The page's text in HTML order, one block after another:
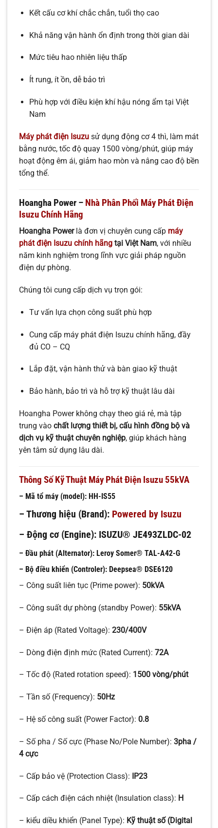
Kết cấu cơ khí chắc chắn, tuổi thọ cao
Khả năng vận hành ổn định trong thời gian dài
Mức tiêu hao nhiên liệu thấp
Ít rung, ít ồn, dễ bảo trì
Phù hợp với điều kiện khí hậu nóng ẩm tại Việt
Nam
Máy phát điện Isuzu sử dụng động cơ 4 thì, làm mát
bằng nước, tốc độ quay 1500 vòng/phút, giúp máy
hoạt động êm ái, giảm hao mòn và nâng cao độ bền
tổng thể.
Hoangha Power – Nhà Phân Phối Máy Phát Điện
Isuzu Chính Hãng
Hoangha Powerlà đơn vị chuyên cung cấp máy
phát điện Isuzu chính hãng tại Việt Nam, với nhiều
năm kinh nghiệm trong lĩnh vực giải pháp nguồn
điện dự phòng.
Chúng tôi cung cấp dịch vụ trọn gói:
Tư vấn lựa chọn công suất phù hợp
Cung cấp máy phát điện Isuzu chính hãng, đầy
đủ CO – CQ
Lắp đặt, vận hành thử và bàn giao kỹ thuật
Bảo hành, bảo trì và hỗ trợ kỹ thuật lâu dài
Hoangha Power không chạy theo giá rẻ, mà tập
trung vào chất lượng thiết bị, cấu hình đồng bộ và
dịch vụ kỹ thuật chuyên nghiệp, giúp khách hàng
yên tâm sử dụng lâu dài.
Thông Số Kỹ Thuật Máy Phát Điện Isuzu 55kVA
– Mã tổ máy (model): HH-IS55
– Thương hiệu (Brand): Powered by Isuzu
– Động cơ (Engine): ISUZU® JE493ZLDC-02
– Đầu phát (Alternator): Leroy Somer® TAL-A42-G
– Bộ điều khiển (Controler): Deepsea® DSE6120
– Công suất liên tục (Prime power): 50kVA
– Công suất dự phòng (standby Power): 55kVA
– Điện áp (Rated Voltage): 230/400V
– Dòng điện định mức (Rated Current): 72A
– Tốc độ (Rated rotation speed): 1500 vòng/phút
– Tần số (Frequency): 50Hz
– Hệ số công suất (Power Factor): 0.8
– Số pha / Số cực (Phase No/Pole Number): 3pha /
4 cực
– Cấp bảo vệ (Protection Class): IP23
– Cấp cách điện cách nhiệt (Insulation class): H
– kiểu diều khiển (Panel Type): Kỹ thuật số (Digital